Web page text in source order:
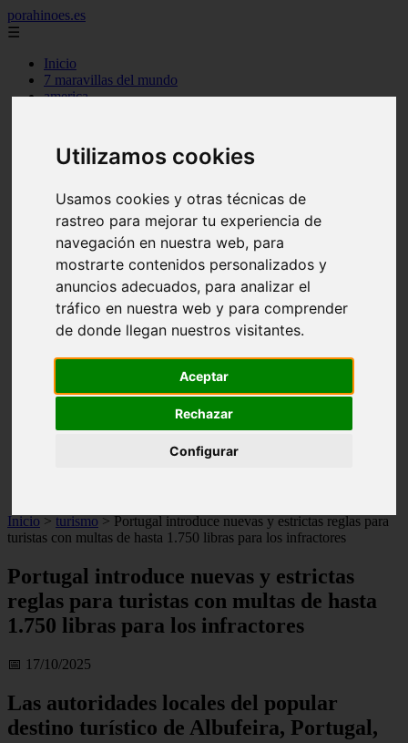
Utilizamos cookies
Usamos cookies y otras técnicas de
rastreo para mejorar tu experiencia de
navegación en nuestra web, para
mostrarte contenidos personalizados y
anuncios adecuados, para analizar el
tráfico en nuestra web y para comprender
de donde llegan nuestros visitantes.
Aceptar
Rechazar
Configurar
porahinoes.es
☰
Inicio
7 maravillas del mundo
america
c buenos aires
c cordoba
c generalidades del pais
c neuquen
c provincias
c rio negro
c tierra de fuego
c tucuman
c zona austral
category
gijon
Inicio > turismo > Portugal introduce nuevas y estrictas reglas para
turistas con multas de hasta 1.750 libras para los infractores
Portugal introduce nuevas y estrictas
reglas para turistas con multas de hasta
1.750 libras para los infractores
📅 17/10/2025
Las autoridades locales del popular
destino turístico de Albufeira, Portugal,